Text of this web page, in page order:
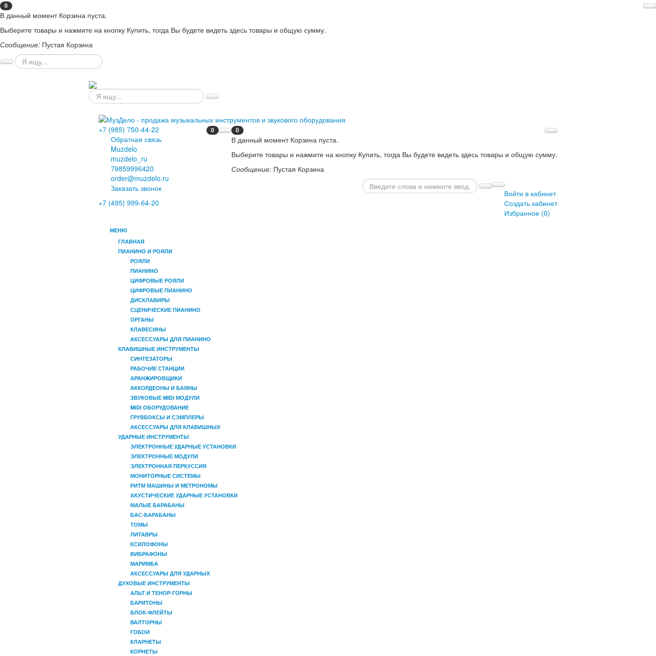
0
В данный момент Корзина пуста.
Выберите товары и нажмите на кнопку Купить, тогда Вы будете видеть здесь товары и общую сумму.
Сообщение: Пустая Корзина
+7 (985) 750-44-22
Обратная связь
Muzdelo
muzdelo_ru
79859996420
order@muzdelo.ru
Заказать звонок
+7 (495) 999-64-20
0
В данный момент Корзина пуста.
Выберите товары и нажмите на кнопку Купить, тогда Вы будете видеть здесь товары и общую сумму.
Сообщение: Пустая Корзина
0
Войти в кабинет
Создать кабинет
Избранное (0)
МЕНЮ
ГЛАВНАЯ
ПИАНИНО И РОЯЛИ
РОЯЛИ
ПИАНИНО
ЦИФРОВЫЕ РОЯЛИ
ЦИФРОВЫЕ ПИАНИНО
ДИСКЛАВИРЫ
СЦЕНИЧЕСКИЕ ПИАНИНО
ОРГАНЫ
КЛАВЕСИНЫ
АКСЕССУАРЫ ДЛЯ ПИАНИНО
КЛАВИШНЫЕ ИНСТРУМЕНТЫ
СИНТЕЗАТОРЫ
РАБОЧИЕ СТАНЦИИ
АРАНЖИРОВЩИКИ
АККОРДЕОНЫ И БАЯНЫ
ЗВУКОВЫЕ MIDI МОДУЛИ
MIDI ОБОРУДОВАНИЕ
ГРУВБОКСЫ И СЭМПЛЕРЫ
АКСЕССУАРЫ ДЛЯ КЛАВИШНЫХ
УДАРНЫЕ ИНСТРУМЕНТЫ
ЭЛЕКТРОННЫЕ УДАРНЫЕ УСТАНОВКИ
ЭЛЕКТРОННЫЕ МОДУЛИ
ЭЛЕКТРОННАЯ ПЕРКУССИЯ
МОНИТОРНЫЕ СИСТЕМЫ
РИТМ МАШИНЫ И МЕТРОНОМЫ
АКУСТИЧЕСКИЕ УДАРНЫЕ УСТАНОВКИ
МАЛЫЕ БАРАБАНЫ
БАС-БАРАБАНЫ
ТОМЫ
ЛИТАВРЫ
КСИЛОФОНЫ
ВИБРАФОНЫ
МАРИМБА
АКСЕССУАРЫ ДЛЯ УДАРНЫХ
ДУХОВЫЕ ИНСТРУМЕНТЫ
АЛЬТ И ТЕНОР-ГОРНЫ
БАРИТОНЫ
БЛОК-ФЛЕЙТЫ
ВАЛТОРНЫ
ГОБОИ
КЛАРНЕТЫ
КОРНЕТЫ